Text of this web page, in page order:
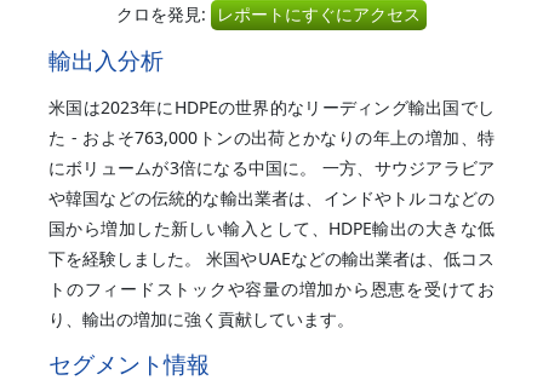
クロを発見: レポートにすぐにアクセス
輸出入分析
米国は2023年にHDPEの世界的なリーディング輸出国でし
た - およそ763,000トンの出荷とかなりの年上の増加、特
にボリュームが3倍になる中国に。 一方、サウジアラビア
や韓国などの伝統的な輸出業者は、インドやトルコなどの
国から増加した新しい輸入として、HDPE輸出の大きな低
下を経験しました。 米国やUAEなどの輸出業者は、低コス
トのフィードストックや容量の増加から恩恵を受けてお
り、輸出の増加に強く貢献しています。
セグメント情報